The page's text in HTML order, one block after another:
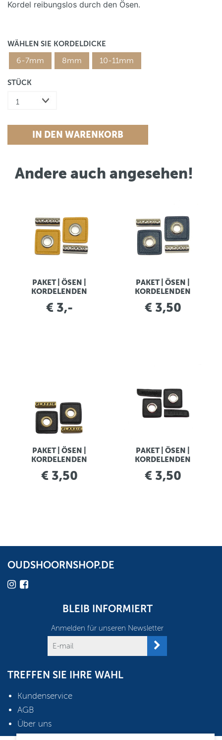
Kordel reibungslos durch den Ösen.
WÄHLEN SIE KORDELDICKE
6-7mm 8mm 10-11mm
STÜCK
Andere auch angesehen!
PAKET | ÖSEN |
KORDELENDEN
€ 3,-
PAKET | ÖSEN |
KORDELENDEN
€ 3,50
PAKET | ÖSEN |
KORDELENDEN
€ 3,50
PAKET | ÖSEN |
KORDELENDEN
€ 3,50
OUDSHOORNSHOP.DE
BLEIB INFORMIERT
Anmelden für unseren Newsletter
TREFFEN SIE IHRE WAHL
Kundenservice
AGB
Über uns